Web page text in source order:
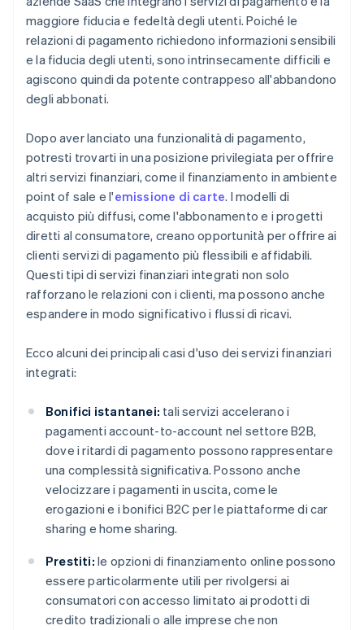
maggiore fiducia e fedeltà degli utenti. Poiché le
relazioni di pagamento richiedono informazioni sensibili
e la fiducia degli utenti, sono intrinsecamente difficili e
agiscono quindi da potente contrappeso all'abbandono
degli abbonati.
Dopo aver lanciato una funzionalità di pagamento,
potresti trovarti in una posizione privilegiata per offrire
altri servizi finanziari, come il finanziamento in ambiente
point of sale e l'emissione di carte. I modelli di
acquisto più diffusi, come l'abbonamento e i progetti
diretti al consumatore, creano opportunità per offrire ai
clienti servizi di pagamento più flessibili e affidabili.
Questi tipi di servizi finanziari integrati non solo
rafforzano le relazioni con i clienti, ma possono anche
espandere in modo significativo i flussi di ricavi.
Ecco alcuni dei principali casi d'uso dei servizi finanziari
integrati:
Bonifici istantanei: tali servizi accelerano i
pagamenti account-to-account nel settore B2B,
dove i ritardi di pagamento possono rappresentare
una complessità significativa. Possono anche
velocizzare i pagamenti in uscita, come le
erogazioni e i bonifici B2C per le piattaforme di car
sharing e home sharing.
Prestiti: le opzioni di finanziamento online possono
essere particolarmente utili per rivolgersi ai
consumatori con accesso limitato ai prodotti di
credito tradizionali o alle imprese che non